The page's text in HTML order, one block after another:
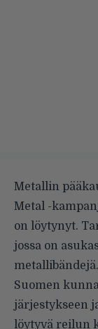
Metallin
Metal -
on löytynyt.
jossa on
Suomen
järjestykseen
löytyvä reilun